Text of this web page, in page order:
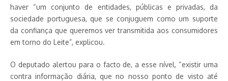
haver “um conjunto de entidades, públicas e privadas, da
sociedade portuguesa, que se conjuguem como um suporte
da confiança que queremos ver transmitida aos consumidores
em torno do Leite”, explicou.
O deputado alertou para o facto de, a esse nível, “existir uma
contra informação diária, que no nosso ponto de visto até